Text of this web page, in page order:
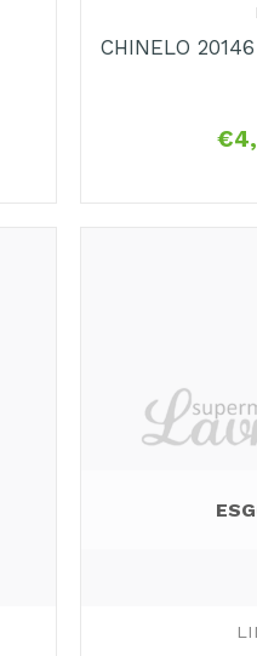
CHINELO
€